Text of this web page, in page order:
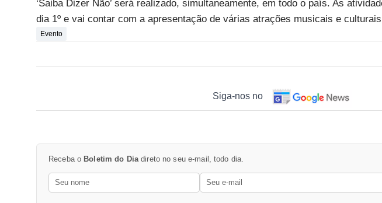
‘Saiba Dizer Não’ será realizado, simultaneamente, em todo o país. As
dia 1º e vai contar com a apresentação de várias atrações musicais e
Evento
Siga-nos no
Receba o Boletim do Dia direto no seu e-mail, todo dia.